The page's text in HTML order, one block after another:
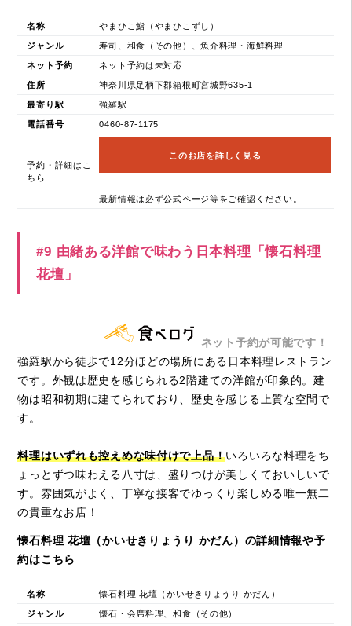
名称 やまひこ鮨（やまひこずし）
ジャンル 寿司、和食（その他）、魚介料理・海鮮料理
ネット予約 ネット予約は未対応
住所 神奈川県足柄下郡箱根町宮城野635-1
最寄り駅 強羅駅
電話番号 0460-87-1175
予約・詳細はこ
ちら
このお店を詳しく見る
最新情報は必ず公式ページ等をご確認ください。
#9 由緒ある洋館で味わう日本料理「懐石料理
花壇」
ネット予約が可能です！
強羅駅から徒歩で12分ほどの場所にある日本料理レストラン
です。外観は歴史を感じられる2階建ての洋館が印象的。建
物は昭和初期に建てられており、歴史を感じる上質な空間で
す。
料理はいずれも控えめな味付けで上品！いろいろな料理をち
ょっとずつ味わえる八寸は、盛りつけが美しくておいしいで
す。雰囲気がよく、丁寧な接客でゆっくり楽しめる唯一無二
の貴重なお店！
懐石料理 花壇（かいせきりょうり かだん）の詳細情報や予
約はこちら
名称 懐石料理 花壇（かいせきりょうり かだん）
ジャンル 懐石・会席料理、和食（その他）